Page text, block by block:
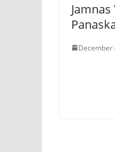
Jamnas
December